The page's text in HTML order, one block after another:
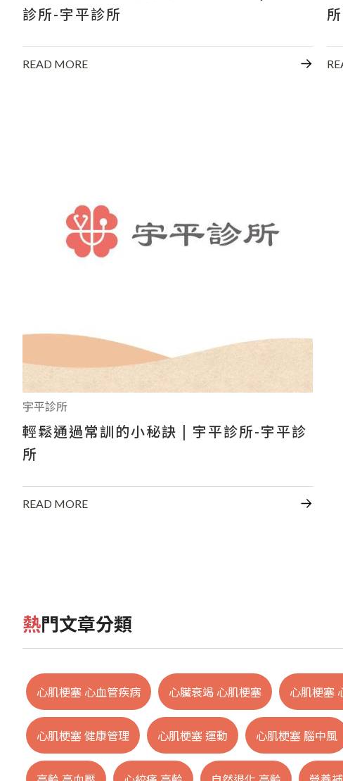
診所-宇平診所
READ MORE
所
宇平診所
輕鬆通過常訓的小秘訣 | 宇平診所-宇平診
所
READ MORE
熱門文章分類
心肌梗塞 心血管疾病 心臟衰竭 心肌梗塞 心肌梗塞
心肌梗塞 健康管理 心肌梗塞 運動 心肌梗塞 腦中風